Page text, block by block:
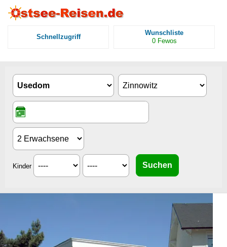
Schnellzugriff
Wunschliste
0 Fewos
Kinder